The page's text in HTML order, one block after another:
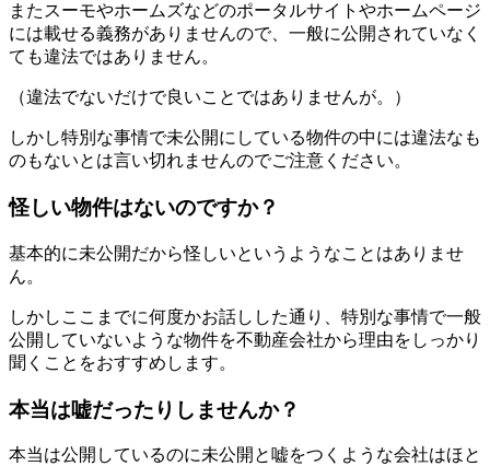
またスーモやホームズなどのポータルサイトやホームページ
には載せる義務がありませんので、一般に公開されていなく
ても違法ではありません。
（違法でないだけで良いことではありませんが。）
しかし特別な事情で未公開にしている物件の中には違法なも
のもないとは言い切れませんのでご注意ください。
怪しい物件はないのですか？
基本的に未公開だから怪しいというようなことはありませ
ん。
しかしここまでに何度かお話しした通り、特別な事情で一般
公開していないような物件を不動産会社から理由をしっかり
聞くことをおすすめします。
本当は嘘だったりしませんか？
本当は公開しているのに未公開と嘘をつくような会社はほと